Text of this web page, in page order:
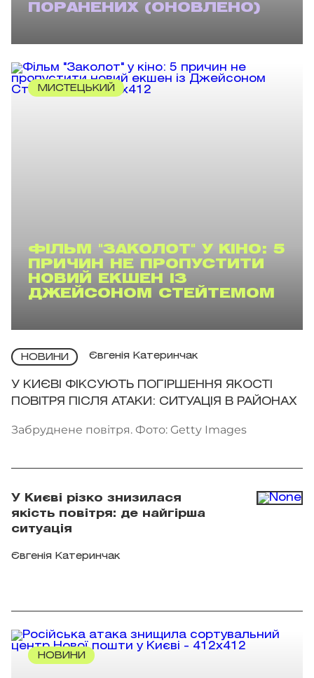
ПОРАНЕНИХ (ОНОВЛЕНО)
МИСТЕЦЬКИЙ
ФІЛЬМ "ЗАКОЛОТ" У КІНО: 5
ПРИЧИН НЕ ПРОПУСТИТИ
НОВИЙ ЕКШЕН ІЗ
ДЖЕЙСОНОМ СТЕЙТЕМОМ
НОВИНИ Євгенія Катеринчак
У КИЄВІ ФІКСУЮТЬ ПОГІРШЕННЯ ЯКОСТІ
ПОВІТРЯ ПІСЛЯ АТАКИ: СИТУАЦІЯ В РАЙОНАХ
Забруднене повітря. Фото: Getty Images
У Києві різко знизилася
якість повітря: де найгірша
ситуація
Євгенія Катеринчак
НОВИНИ